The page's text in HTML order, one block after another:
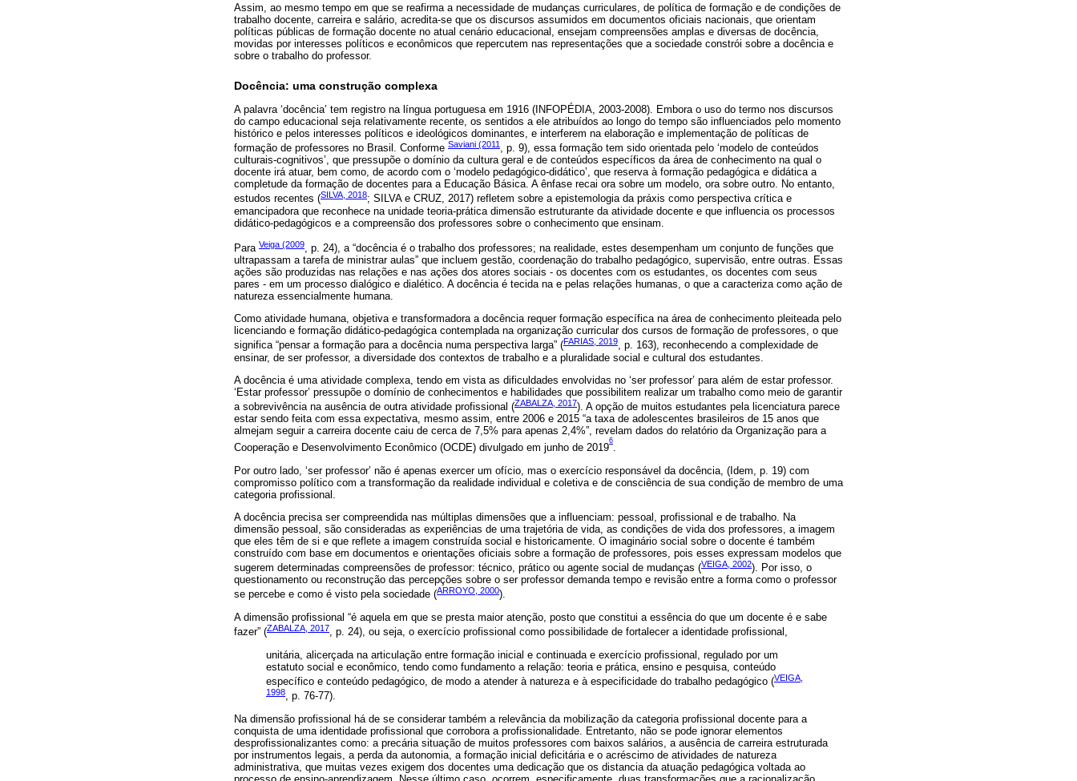
Assim, ao mesmo tempo em que se reafirma a necessidade de mudanças curriculares, de política de formação e de condições de
trabalho docente, carreira e salário, acredita-se que os discursos assumidos em documentos oficiais nacionais, que orientam
políticas públicas de formação docente no atual cenário educacional, ensejam compreensões amplas e diversas de docência,
movidas por interesses políticos e econômicos que repercutem nas representações que a sociedade constrói sobre a docência e
sobre o trabalho do professor.
Docência: uma construção complexa
A palavra ‘docência’ tem registro na língua portuguesa em 1916 (INFOPÉDIA, 2003-2008). Embora o uso do termo nos discursos
do campo educacional seja relativamente recente, os sentidos a ele atribuídos ao longo do tempo são influenciados pelo momento
histórico e pelos interesses políticos e ideológicos dominantes, e interferem na elaboração e implementação de políticas de
formação de professores no Brasil. Conforme Saviani (2011 , p. 9), essa formação tem sido orientada pelo ‘modelo de conteúdos
culturais-cognitivos’, que pressupõe o domínio da cultura geral e de conteúdos específicos da área de conhecimento na qual o
docente irá atuar, bem como, de acordo com o ‘modelo pedagógico-didático’, que reserva à formação pedagógica e didática a
completude da formação de docentes para a Educação Básica. A ênfase recai ora sobre um modelo, ora sobre outro. No entanto,
estudos recentes (SILVA, 2018; SILVA e CRUZ, 2017) refletem sobre a epistemologia da práxis como perspectiva crítica e
emancipadora que reconhece na unidade teoria-prática dimensão estruturante da atividade docente e que influencia os processos
didático-pedagógicos e a compreensão dos professores sobre o conhecimento que ensinam.
Para Veiga (2009, p. 24), a “docência é o trabalho dos professores; na realidade, estes desempenham um conjunto de funções que
ultrapassam a tarefa de ministrar aulas” que incluem gestão, coordenação do trabalho pedagógico, supervisão, entre outras. Essas
ações são produzidas nas relações e nas ações dos atores sociais - os docentes com os estudantes, os docentes com seus
pares - em um processo dialógico e dialético. A docência é tecida na e pelas relações humanas, o que a caracteriza como ação de
natureza essencialmente humana.
Como atividade humana, objetiva e transformadora a docência requer formação específica na área de conhecimento pleiteada pelo
licenciando e formação didático-pedagógica contemplada na organização curricular dos cursos de formação de professores, o que
significa “pensar a formação para a docência numa perspectiva larga” (FARIAS, 2019, p. 163), reconhecendo a complexidade de
ensinar, de ser professor, a diversidade dos contextos de trabalho e a pluralidade social e cultural dos estudantes.
A docência é uma atividade complexa, tendo em vista as dificuldades envolvidas no ‘ser professor’ para além de estar professor.
‘Estar professor’ pressupõe o domínio de conhecimentos e habilidades que possibilitem realizar um trabalho como meio de garantir
a sobrevivência na ausência de outra atividade profissional (ZABALZA, 2017). A opção de muitos estudantes pela licenciatura parece
estar sendo feita com essa expectativa, mesmo assim, entre 2006 e 2015 “a taxa de adolescentes brasileiros de 15 anos que
almejam seguir a carreira docente caiu de cerca de 7,5% para apenas 2,4%”, revelam dados do relatório da Organização para a
Cooperação e Desenvolvimento Econômico (OCDE) divulgado em junho de 2019
6
.
Por outro lado, ‘ser professor’ não é apenas exercer um ofício, mas o exercício responsável da docência, (Idem, p. 19) com
compromisso político com a transformação da realidade individual e coletiva e de consciência de sua condição de membro de uma
categoria profissional.
A docência precisa ser compreendida nas múltiplas dimensões que a influenciam: pessoal, profissional e de trabalho. Na
dimensão pessoal, são consideradas as experiências de uma trajetória de vida, as condições de vida dos professores, a imagem
que eles têm de si e que reflete a imagem construída social e historicamente. O imaginário social sobre o docente é também
construído com base em documentos e orientações oficiais sobre a formação de professores, pois esses expressam modelos que
sugerem determinadas compreensões de professor: técnico, prático ou agente social de mudanças (VEIGA, 2002). Por isso, o
questionamento ou reconstrução das percepções sobre o ser professor demanda tempo e revisão entre a forma como o professor
se percebe e como é visto pela sociedade (ARROYO, 2000).
A dimensão profissional “é aquela em que se presta maior atenção, posto que constitui a essência do que um docente é e sabe
fazer” (ZABALZA, 2017, p. 24), ou seja, o exercício profissional como possibilidade de fortalecer a identidade profissional,
unitária, alicerçada na articulação entre formação inicial e continuada e exercício profissional, regulado por um
estatuto social e econômico, tendo como fundamento a relação: teoria e prática, ensino e pesquisa, conteúdo
específico e conteúdo pedagógico, de modo a atender à natureza e à especificidade do trabalho pedagógico (VEIGA,
1998, p. 76-77).
Na dimensão profissional há de se considerar também a relevância da mobilização da categoria profissional docente para a
conquista de uma identidade profissional que corrobora a profissionalidade. Entretanto, não se pode ignorar elementos
desprofissionalizantes como: a precária situação de muitos professores com baixos salários, a ausência de carreira estruturada
por instrumentos legais, a perda da autonomia, a formação inicial deficitária e o acréscimo de atividades de natureza
administrativa, que muitas vezes exigem dos docentes uma dedicação que os distancia da atuação pedagógica voltada ao